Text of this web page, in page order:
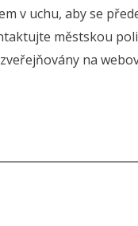
v uchu, aby se
městskou
na